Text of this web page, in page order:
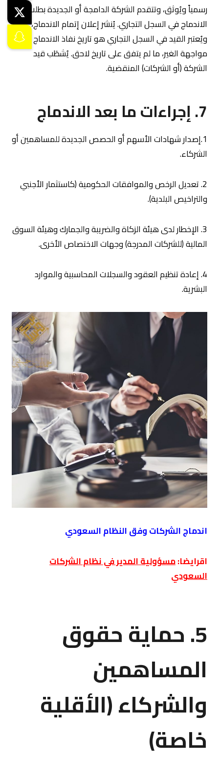
رسمياً ويُوثق، وتتقدم الشركة الدامجة أو الجديدة بطلب قيد
الاندماج في السجل التجاري. يُنشر إعلان إتمام الاندماج،
ويُعتبر القيد في السجل التجاري هو تاريخ نفاذ الاندماج في
مواجهة الغير، ما لم يتفق على تاريخ لاحق. يُشطَب قيد
الشركة (أو الشركات) المنقضية.
7. إجراءات ما بعد الاندماج
1.إصدار شهادات الأسهم أو الحصص الجديدة للمساهمين أو
الشركاء.
2. تعديل الرخص والموافقات الحكومية (كاستثمار الأجنبي
والتراخيص البلدية).
3. الإخطار لدى هيئة الزكاة والضريبة والجمارك وهيئة السوق
المالية (للشركات المدرجة) وجهات الاختصاص الأخرى.
4. إعادة تنظيم العقود والسجلات المحاسبية والموارد
البشرية.
اندماج الشركات وفق النظام السعودي
اقرايضا:مسؤولية المدير في نظام الشركات
السعودي
5. حماية حقوق
المساهمين
والشركاء (الأقلية
خاصة)